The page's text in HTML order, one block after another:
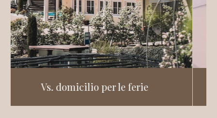
Camere e prezzi